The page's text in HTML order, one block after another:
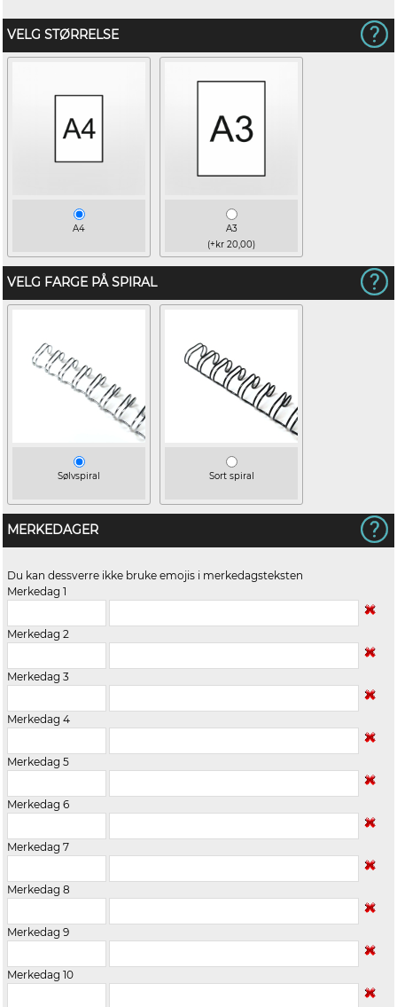
VELG STØRRELSE
A4
A3
(+kr 20,00)
VELG FARGE PÅ SPIRAL
Sølvspiral Sort spiral
MERKEDAGER
Du kan dessverre ikke bruke emojis i merkedagsteksten
Merkedag 1
Merkedag 2
Merkedag 3
Merkedag 4
Merkedag 5
Merkedag 6
Merkedag 7
Merkedag 8
Merkedag 9
Merkedag 10